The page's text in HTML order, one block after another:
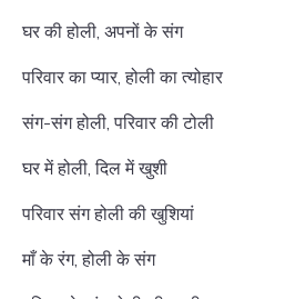
घर की होली, अपनों के संग
परिवार का प्यार, होली का त्योहार
संग-संग होली, परिवार की टोली
घर में होली, दिल में खुशी
परिवार संग होली की खुशियां
माँ के रंग, होली के संग